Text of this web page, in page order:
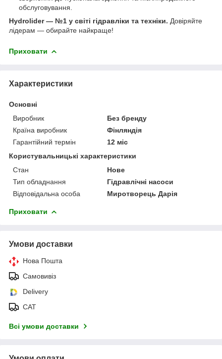
обслуговування.
Hydrolider — №1 у світі гідравліки та техніки. Довіряйте
лідерам — обирайте найкраще!
Приховати
Характеристики
Основні
Виробник
Без бренду
Країна виробник
Фінляндія
Гарантійний термін
12 міс
Користувальницькі характеристики
Стан
Нове
Тип обладнання
Гідравлічні насоси
Відповідальна особа
Миротворець Дарія
Приховати
Умови доставки
Нова Пошта
Самовивіз
Delivery
САТ
Всі умови доставки